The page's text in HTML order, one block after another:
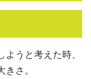
うと考えた時、
さ。